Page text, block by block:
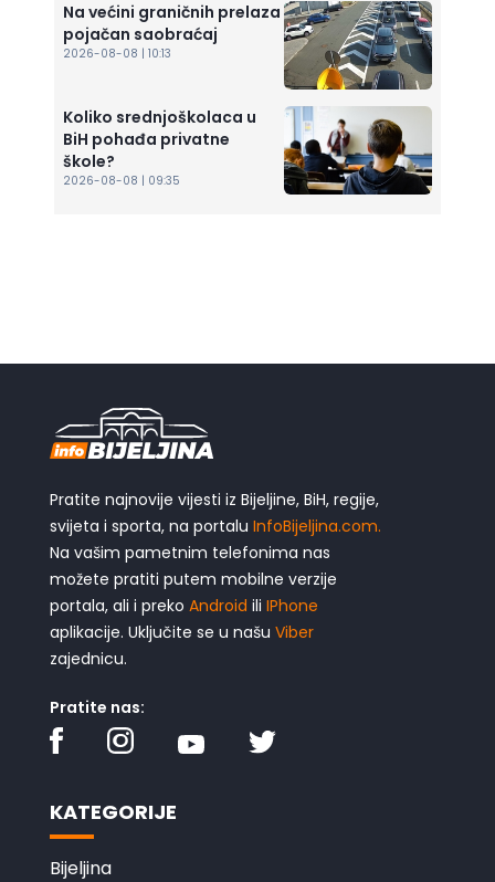
Na većini graničnih prelaza
pojačan saobraćaj
2026-08-08 | 10:13
Koliko srednjoškolaca u
BiH pohađa privatne
škole?
2026-08-08 | 09:35
Pratite najnovije vijesti iz Bijeljine, BiH, regije,
svijeta i sporta, na portalu InfoBijeljina.com.
Na vašim pametnim telefonima nas
možete pratiti putem mobilne verzije
portala, ali i preko Android ili IPhone
aplikacije. Uključite se u našu Viber
zajednicu.
Pratite nas:
KATEGORIJE
Bijeljina